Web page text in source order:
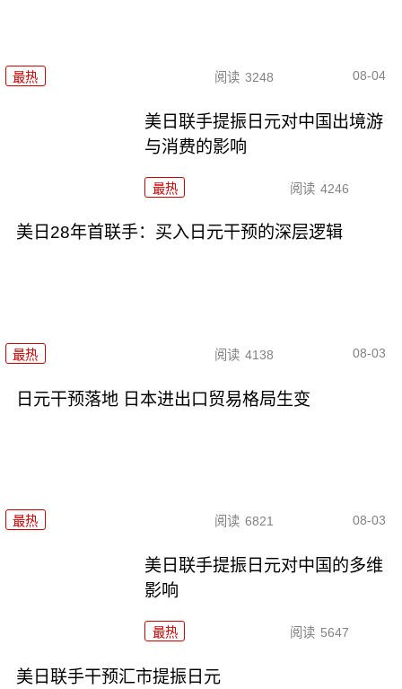
最热 阅读 3248 08-04
美日联手提振日元对中国出境游
与消费的影响
最热 阅读 4246
美日28年首联手：买入日元干预的深层逻辑
最热 阅读 4138 08-03
日元干预落地 日本进出口贸易格局生变
最热 阅读 6821 08-03
美日联手提振日元对中国的多维
影响
最热 阅读 5647
美日联手干预汇市提振日元